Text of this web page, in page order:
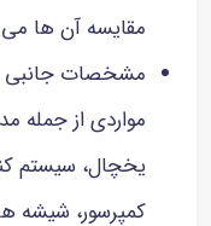
مقایسه آن ها می
مشخصات جانبی
مواردی از جمله
یخچال، سیستم
کمپرسور، شیشه